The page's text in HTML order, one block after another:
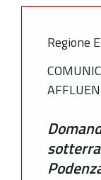
Regione